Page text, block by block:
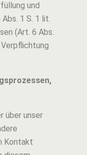
und
1 S. 1 lit.
(Art. 6 Abs.
über unser
Kontakt